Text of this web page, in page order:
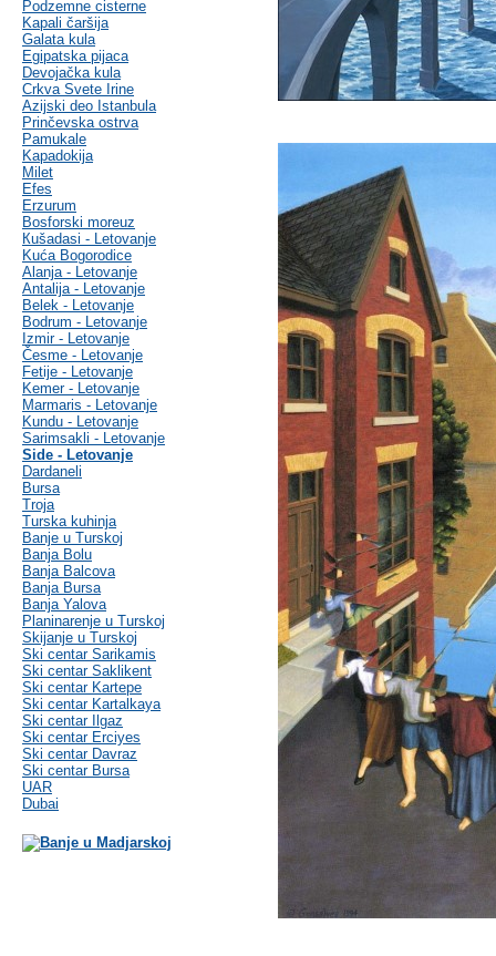
Podzemne cisterne
Kapali čaršija
Galata kula
Egipatska pijaca
Devojačka kula
Crkva Svete Irine
Azijski deo Istanbula
Prinčevska ostrva
Pamukale
Kapadokija
Milet
Efes
Erzurum
Bosforski moreuz
Кušadasi - Letovanje
Kuća Bogorodice
Alanja - Letovanje
Antalija - Letovanje
Belek - Letovanje
Bodrum - Letovanje
Izmir - Letovanje
Česme - Letovanje
Fetije - Letovanje
Kemer - Letovanje
Marmaris - Letovanje
Kundu - Letovanje
Sarimsakli - Letovanje
Side - Letovanje
Dardaneli
Bursa
Troja
Turska kuhinja
Banje u Turskoj
Banja Bolu
Banja Balcova
Banja Bursa
Banja Yalova
Planinarenje u Turskoj
Skijanje u Turskoj
Ski centar Sarikamis
Ski centar Saklikent
Ski centar Kartepe
Ski centar Kartalkaya
Ski centar Ilgaz
Ski centar Erciyes
Ski centar Davraz
Ski centar Bursa
UAR
Dubai